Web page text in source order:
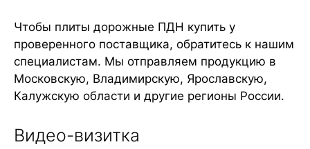
Чтобы плиты дорожные ПДН купить у
проверенного поставщика, обратитесь к нашим
специалистам. Мы отправляем продукцию в
Московскую, Владимирскую, Ярославскую,
Калужскую области и другие регионы России.
Видео-визитка